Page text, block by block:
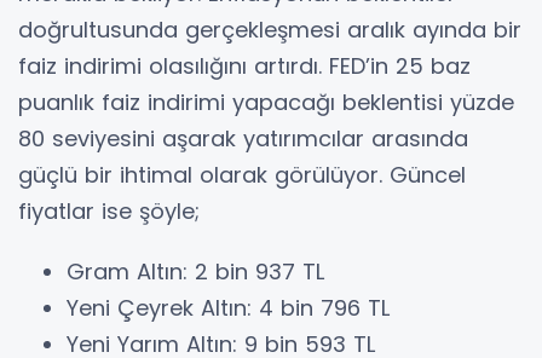
doğrultusunda gerçekleşmesi aralık ayında bir
faiz indirimi olasılığını artırdı. FED’in 25 baz
puanlık faiz indirimi yapacağı beklentisi yüzde
80 seviyesini aşarak yatırımcılar arasında
güçlü bir ihtimal olarak görülüyor. Güncel
fiyatlar ise şöyle;
Gram Altın: 2 bin 937 TL
Yeni Çeyrek Altın: 4 bin 796 TL
Yeni Yarım Altın: 9 bin 593 TL